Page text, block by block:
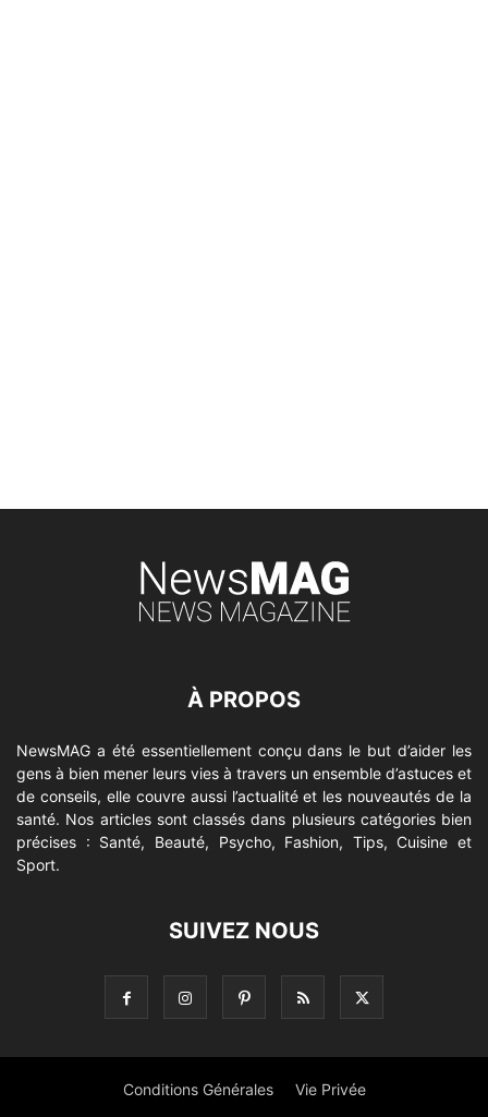
À PROPOS
NewsMAG a été essentiellement conçu dans le but d’aider les
gens à bien mener leurs vies à travers un ensemble d’astuces et
de conseils, elle couvre aussi l’actualité et les nouveautés de la
santé. Nos articles sont classés dans plusieurs catégories bien
précises : Santé, Beauté, Psycho, Fashion, Tips, Cuisine et
Sport.
SUIVEZ NOUS
Conditions Générales Vie Privée